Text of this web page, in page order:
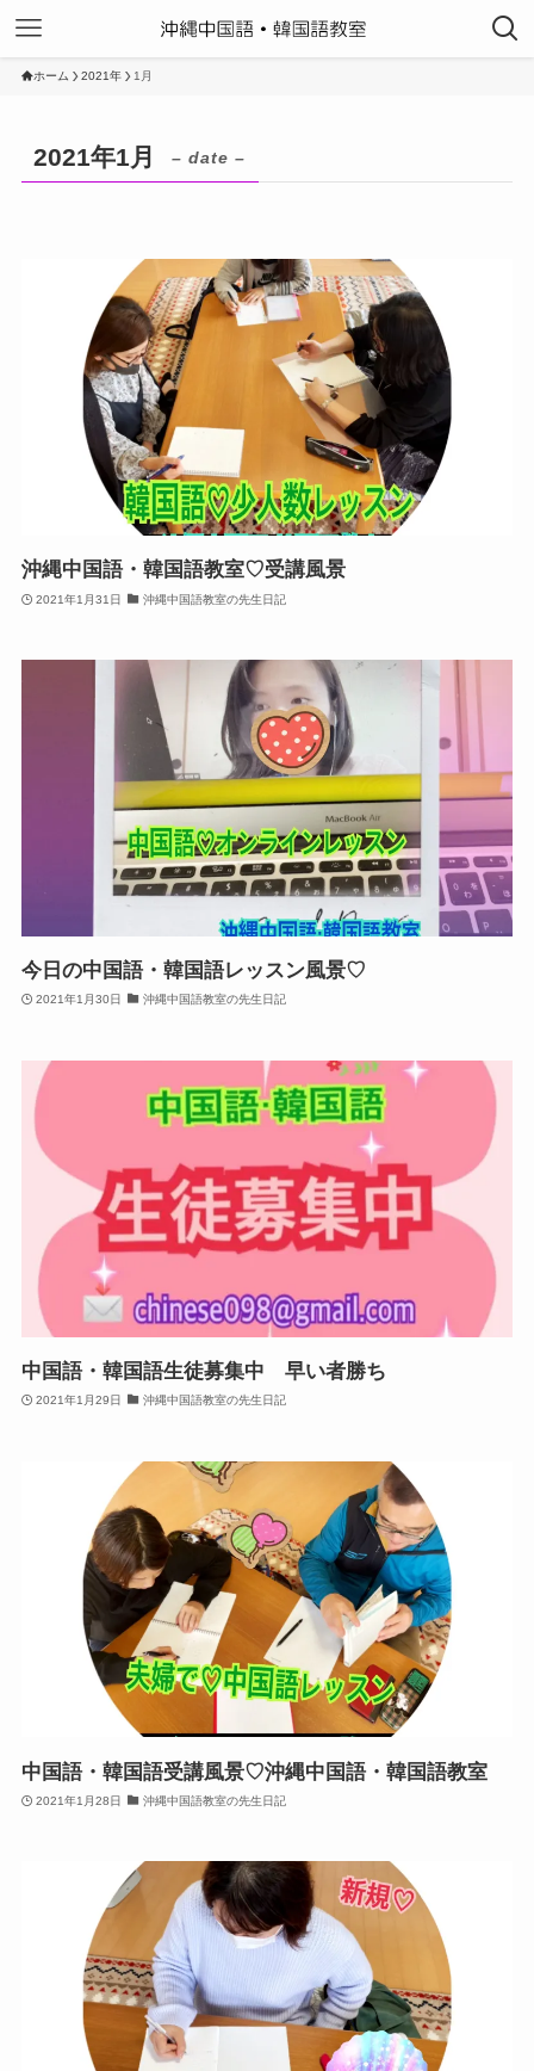
ホーム 2021年 1月
2021年1月 – date –
沖縄中国語・韓国語教室♡受講風景
2021年1月31日 沖縄中国語教室の先生日記
今日の中国語・韓国語レッスン風景♡
2021年1月30日 沖縄中国語教室の先生日記
中国語・韓国語生徒募集中 早い者勝ち
2021年1月29日 沖縄中国語教室の先生日記
中国語・韓国語受講風景♡沖縄中国語・韓国語教室
2021年1月28日 沖縄中国語教室の先生日記